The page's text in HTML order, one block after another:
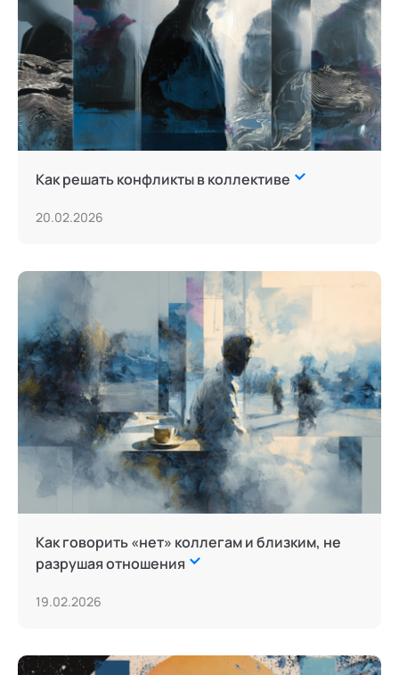
Как решать конфликты в коллективе
20.02.2026
Как говорить «нет» коллегам и близким, не
разрушая отношения
19.02.2026